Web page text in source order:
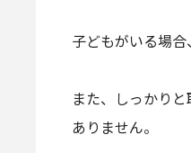
子どもがいる場合
また、しっかり
ありません。